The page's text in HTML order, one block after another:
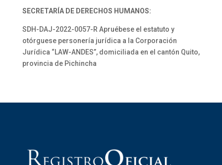
SECRETARÍA DE DERECHOS HUMANOS:
SDH-DAJ-2022-0057-R Apruébese el estatuto y
otórguese personería jurídica a la Corporación
Jurídica “LAW-ANDES”, domiciliada en el cantón Quito,
provincia de Pichincha